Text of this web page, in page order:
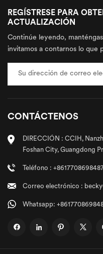
REGÍSTRESE PARA
ACTUALIZACIÓN
Continúe leyendo,
invitamos a contarnos lo que
CONTÁCTENOS
DIRECCIÓN : CCIH,
Foshan City, Guangdong
Teléfono :
Correo electrónico :
Whatsapp: